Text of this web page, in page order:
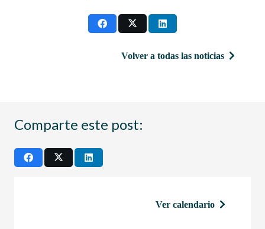
Volver a todas las noticias
Comparte este post:
Ver calendario